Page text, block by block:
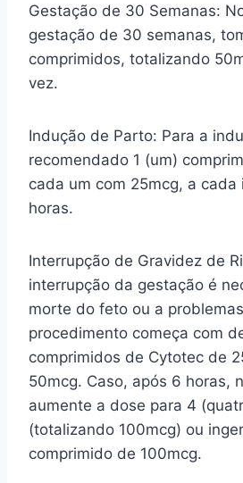
Gestação de 30 Semanas:
gestação de 30 semanas,
comprimidos, totalizando
vez.
Indução de Parto: Para a
recomendado 1 (um)
cada um com 25mcg, a cada
horas.
Interrupção de Gravidez de
interrupção da gestação é
morte do feto ou a
procedimento começa com
comprimidos de Cytotec de
50mcg. Caso, após 6 horas,
aumente a dose para 4
(totalizando 100mcg) ou
comprimido de 100mcg.